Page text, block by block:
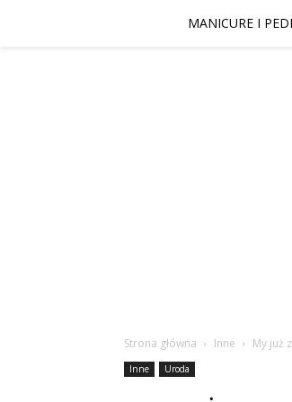
MANICURE I
Strona główna Inne My już
Inne Uroda